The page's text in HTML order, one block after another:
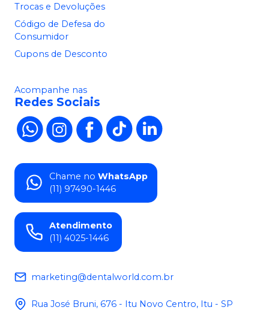
Trocas e Devoluções
Código de Defesa do
Consumidor
Cupons de Desconto
Acompanhe nas
Redes Sociais
Chame no WhatsApp
(11) 97490-1446
Atendimento
(11) 4025-1446
marketing@dentalworld.com.br
Rua José Bruni, 676 - Itu Novo Centro, Itu - SP